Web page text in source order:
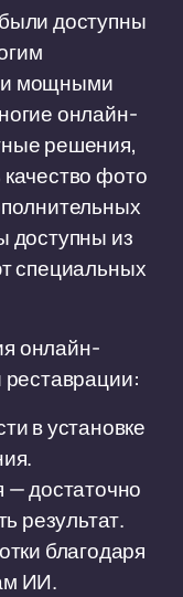
доступны
и мощными
онлайн-
решения,
фото
доступны из
специальных
онлайн-
реставрации:
в установке
— достаточно
результат.
благодаря
ИИ.